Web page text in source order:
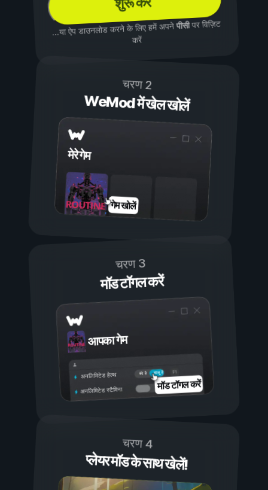
...या ऐप डाउनलोड करने के लिए हमें अपनेपीसीपर विज़िट
करें
चरण 2
WeMod में खेल खोलें
मेरे गेम
गेम खोलें
चरण 3
मॉड टॉगल करें
आपका गेम
चालू है
बंद है
अनलिमिटेड हेल्थ
अनलिमिटेड स्टैमिना मॉड टॉगल करें
चरण 4
प्लेयर मॉड के साथ खेलें!